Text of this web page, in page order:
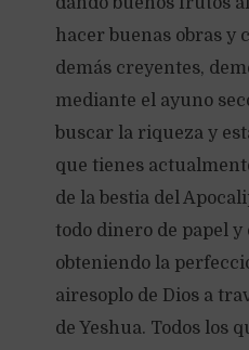
hacer buenas obras y
demás creyentes,
mediante el ayuno
buscar la riqueza y
que tienes
de la bestia del
todo dinero de papel
obteniendo la
airesoplo de Dios a
de Yeshua. Todos los